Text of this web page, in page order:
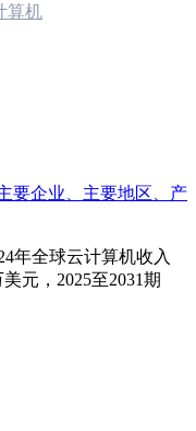
算机
要企业、主要地区、产
年全球云计算机收入
元，2025至2031期